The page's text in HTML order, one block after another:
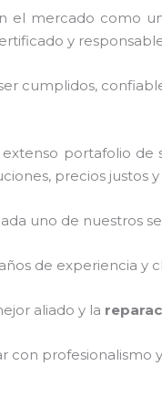
el mercado como
y
cumplidos,
portafolio de
precios justos
uno de nuestros
de experiencia y
aliado y la
con profesionalismo